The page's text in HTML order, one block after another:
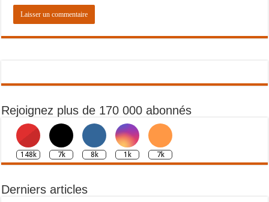
Rejoignez plus de 170 000 abonnés
148k 7k 8k 1k 7k
Derniers articles